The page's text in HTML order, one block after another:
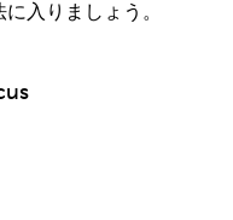
入りましょう。